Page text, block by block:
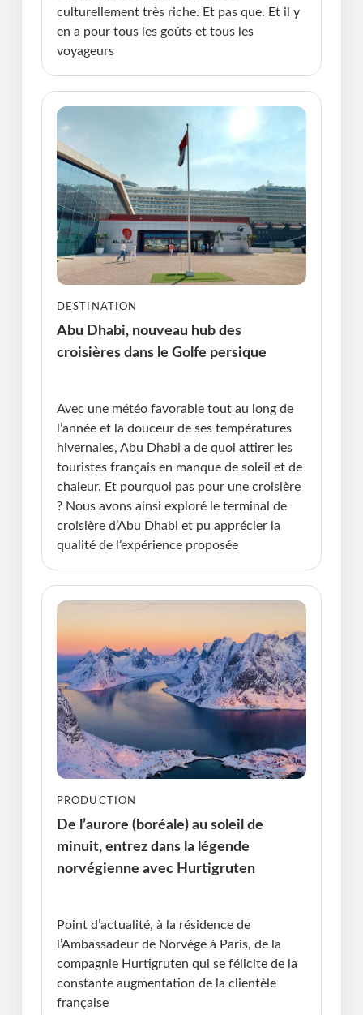
culturellement très riche. Et pas que. Et il y
en a pour tous les goûts et tous les
voyageurs
DESTINATION
Abu Dhabi, nouveau hub des
croisières dans le Golfe persique
Avec une météo favorable tout au long de
l’année et la douceur de ses températures
hivernales, Abu Dhabi a de quoi attirer les
touristes français en manque de soleil et de
chaleur. Et pourquoi pas pour une croisière
? Nous avons ainsi exploré le terminal de
croisière d’Abu Dhabi et pu apprécier la
qualité de l’expérience proposée
PRODUCTION
De l’aurore (boréale) au soleil de
minuit, entrez dans la légende
norvégienne avec Hurtigruten
Point d’actualité, à la résidence de
l’Ambassadeur de Norvège à Paris, de la
compagnie Hurtigruten qui se félicite de la
constante augmentation de la clientèle
française